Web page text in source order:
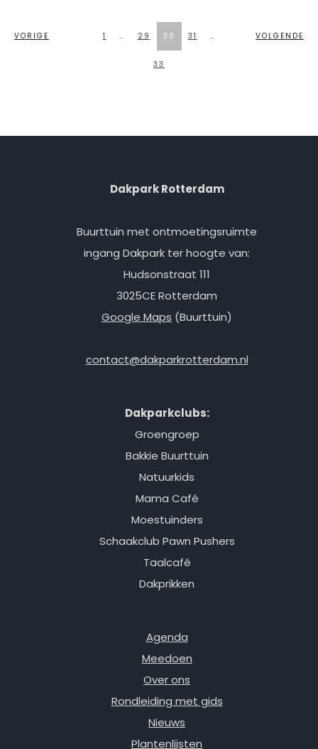
BERICHTEN
VORIGE 1 … 29 30 31 …
33
VOLGENDE
Dakpark Rotterdam
Buurttuin met ontmoetingsruimte
ingang Dakpark ter hoogte van:
Hudsonstraat 111
3025CE Rotterdam
Google Maps (Buurttuin)
contact@dakparkrotterdam.nl
Dakparkclubs:
Groengroep
Bakkie Buurttuin
Natuurkids
Mama Café
Moestuinders
Schaakclub Pawn Pushers
Taalcafé
Dakprikken
Agenda
Meedoen
Over ons
Rondleiding met gids
Nieuws
Plantenlijsten